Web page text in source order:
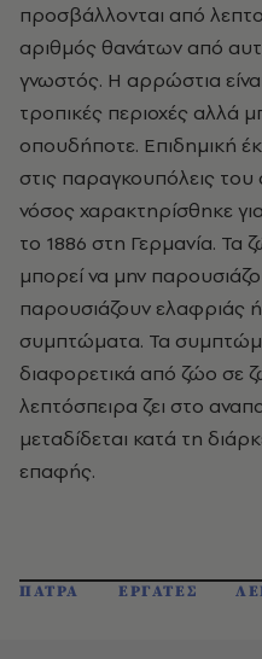
προσβάλλονται από
αριθμός θανάτων από αυτή
γνωστός. Η αρρώστια
τροπικές περιοχές αλλά
οπουδήποτε. Επιδημική
στις παραγκουπόλεις
νόσος χαρακτηρίσθηκε
το 1886 στη Γερμανία. Τα
μπορεί να μην
παρουσιάζουν ελαφριάς
συμπτώματα. Τα
διαφορετικά από ζώο σε
λεπτόσπειρα ζει στο
μεταδίδεται κατά τη
επαφής.
ΠΑΤΡΑ ΕΡΓΑΤΕΣ